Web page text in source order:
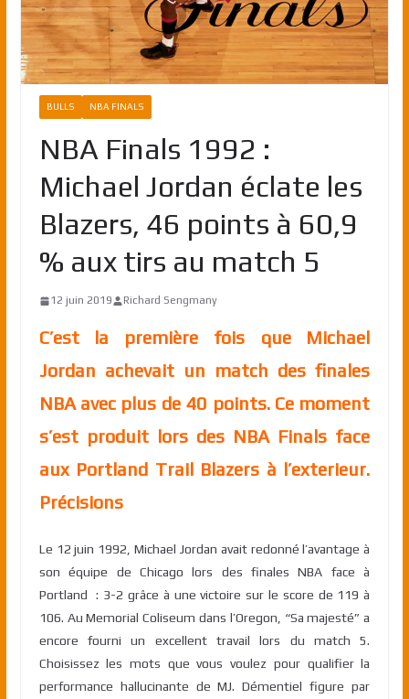
BULLS NBA FINALS
NBA Finals 1992 :
Michael Jordan éclate les
Blazers, 46 points à 60,9
% aux tirs au match 5
12 juin 2019 Richard Sengmany
C’est la première fois que Michael
Jordan achevait un match des finales
NBA avec plus de 40 points. Ce moment
s’est produit lors des NBA Finals face
aux Portland Trail Blazers à l’exterieur.
Précisions
Le 12 juin 1992, Michael Jordan avait redonné l’avantage à
son équipe de Chicago lors des finales NBA face à
Portland : 3-2 grâce à une victoire sur le score de 119 à
106. Au Memorial Coliseum dans l’Oregon, “Sa majesté” a
encore fourni un excellent travail lors du match 5.
Choisissez les mots que vous voulez pour qualifier la
performance hallucinante de MJ. Démentiel figure par